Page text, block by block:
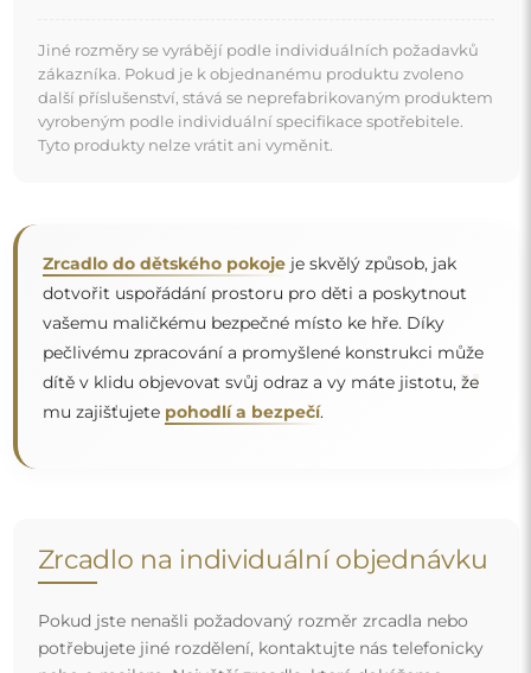
Zrcadlo na individuální objednávku
Pokud jste nenašli požadovaný rozměr zrcadla nebo
. Zrcadla vyrábíme na individuální objednávku.
Doporučujeme zaslat poptávku spolu s projektem na
e-mailovou adresu:zrcadla@alfaram.cz
Nemusíte se starat o přepravu – postaráme se o to, aby
objednané zrcadlo dorazilo zcela bezpečně do vašich
rukou, a to úplně zdarma. Disponujeme vlastním vozovým
parkem a vyškoleným personálem, díky čemuž vám
můžeme zaručit, že zrcadlo dorazí v neporušeném stavu,